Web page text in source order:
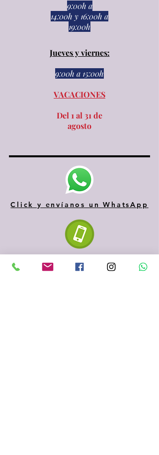
9:00h a
14:00h y 16:00h a
19:00h
Jueves y viernes:
9:00h a 15:00h​​
VACACIONES
Del 1 al 31 de
agosto
Click y envíanos un WhatsApp
935 153 687